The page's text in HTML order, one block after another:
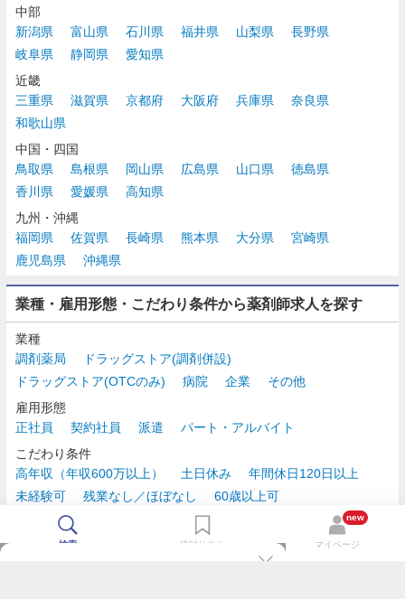
中部
新潟県
富山県 石川県 福井県 山梨県
長野県
岐阜県
静岡県
愛知県
近畿
三重県
滋賀県 京都府 大阪府 兵庫県
奈良県
和歌山県
中国・四国
鳥取県
島根県 岡山県 広島県 山口県
徳島県
香川県
愛媛県
高知県
九州・沖縄
福岡県
佐賀県 長崎県 熊本県 大分県
宮崎県
鹿児島県
沖縄県
業種・雇用形態・こだわり条件から薬剤師求人を探す
業種
調剤薬局
ドラッグストア(調剤併設)
ドラッグストア(OTCのみ)
病院 企業
その他
雇用形態
正社員
契約社員 派遣
パート・アルバイト
こだわり条件
高年収（年収600万以上）
土日休み
年間休日120日以上
未経験可
残業なし／ほぼなし
60歳以上可
時給2,500円以上
検索 検討リスト
new
マイページ